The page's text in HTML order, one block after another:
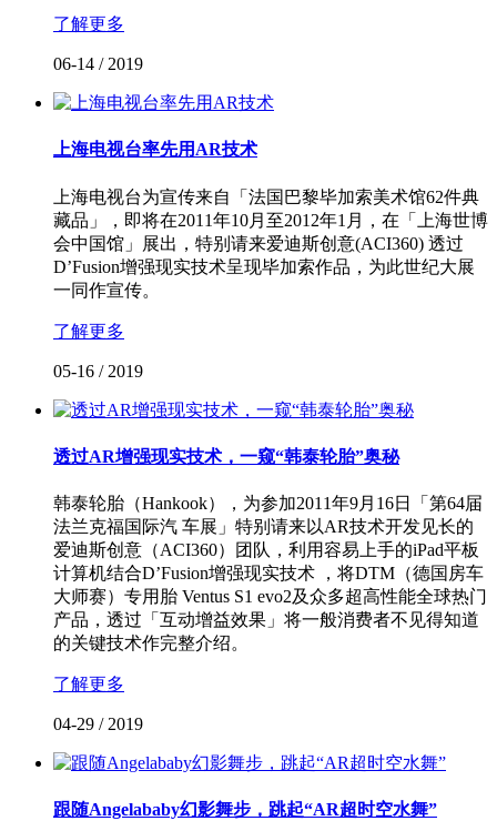
了解更多
06-14 / 2019
上海电视台率先用AR技术
上海电视台为宣传来自「法国巴黎毕加索美术馆62件典
藏品」，即将在2011年10月至2012年1月，在「上海世博
会中国馆」展出，特别请来爱迪斯创意(ACI360) 透过
D’Fusion增强现实技术呈现毕加索作品，为此世纪大展
一同作宣传。
了解更多
05-16 / 2019
透过AR增强现实技术，一窥“韩泰轮胎”奥秘
韩泰轮胎（Hankook），为参加2011年9月16日「第64届
法兰克福国际汽 车展」特别请来以AR技术开发见长的
爱迪斯创意（ACI360）团队，利用容易上手的iPad平板
计算机结合D’Fusion增强现实技术 ，将DTM（德国房车
大师赛）专用胎 Ventus S1 evo2及众多超高性能全球热门
产品，透过「互动增益效果」将一般消费者不见得知道
的关键技术作完整介绍。
了解更多
04-29 / 2019
跟随Angelababy幻影舞步，跳起“AR超时空水舞”